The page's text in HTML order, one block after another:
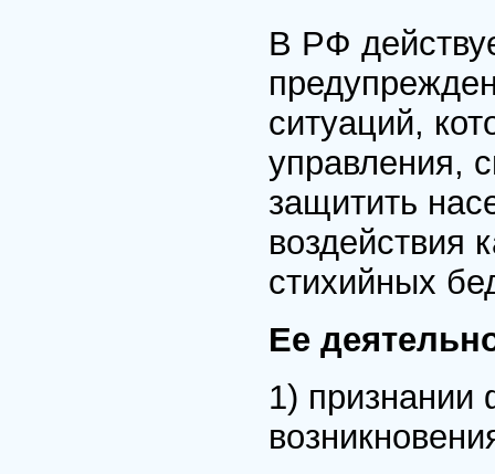
В РФ
ситуаций,
управления,
защитить
воздействия
стихийных
Ее
1) признании